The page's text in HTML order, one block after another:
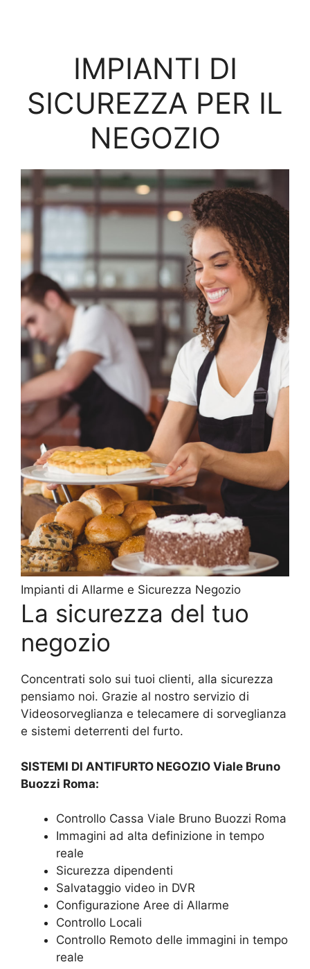
IMPIANTI DI
SICUREZZA PER IL
NEGOZIO
Impianti di Allarme e Sicurezza Negozio
La sicurezza del tuo
negozio
Concentrati solo sui tuoi clienti, alla sicurezza
pensiamo noi. Grazie al nostro servizio di
Videosorveglianza e telecamere di sorveglianza
e sistemi deterrenti del furto.
SISTEMI DI ANTIFURTO NEGOZIO Viale Bruno
Buozzi Roma:
Controllo Cassa Viale Bruno Buozzi Roma
Immagini ad alta definizione in tempo
reale
Sicurezza dipendenti
Salvataggio video in DVR
Configurazione Aree di Allarme
Controllo Locali
Controllo Remoto delle immagini in tempo
reale